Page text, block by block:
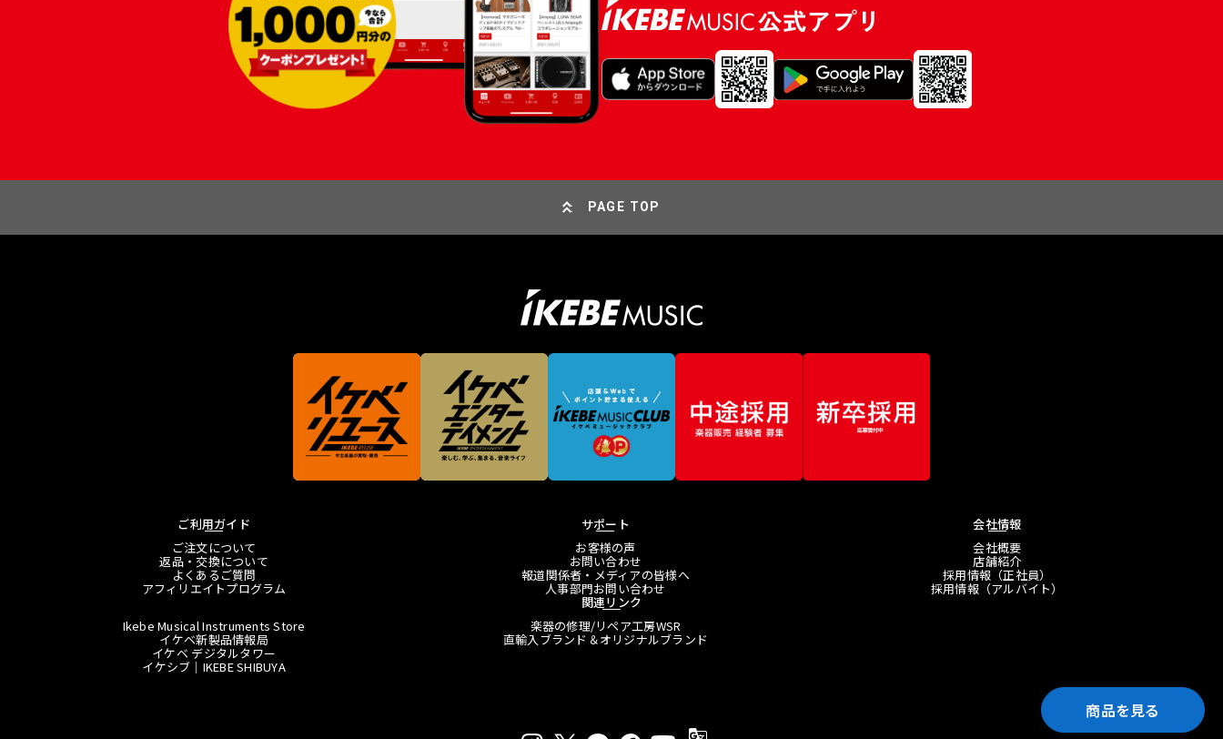
商品を見る
PAGE TOP
ご利用ガイド
ご注文について
返品・交換について
よくあるご質問
アフィリエイトプログラム
サポート
お客様の声
お問い合わせ
報道関係者・メディアの皆様へ
人事部門お問い合わせ
会社情報
会社概要
店舗紹介
採用情報（正社員）
採用情報（アルバイト）
関連リンク
Ikebe Musical Instruments Store
イケベ新製品情報局
イケベ デジタルタワー
イケシブ｜IKEBE SHIBUYA
楽器の修理/リペア工房WSR
直輸入ブランド＆オリジナルブランド